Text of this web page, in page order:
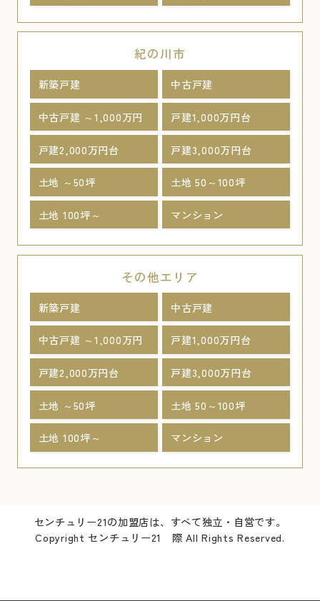
紀の川市
新築戸建 中古戸建
中古戸建 ～1,000万円 戸建1,000万円台
戸建2,000万円台 戸建3,000万円台
土地 ～50坪 土地 50～100坪
土地 100坪～ マンション
その他エリア
新築戸建 中古戸建
中古戸建 ～1,000万円 戸建1,000万円台
戸建2,000万円台 戸建3,000万円台
土地 ～50坪 土地 50～100坪
土地 100坪～ マンション
センチュリー21の加盟店は、すべて独立・自営です。
Copyright センチュリー21 際 All Rights Reserved.